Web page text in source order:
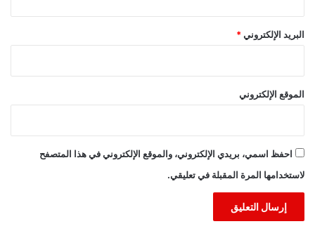
البريد الإلكتروني *
الموقع الإلكتروني
احفظ اسمي، بريدي الإلكتروني، والموقع الإلكتروني في هذا المتصفح
لاستخدامها المرة المقبلة في تعليقي.